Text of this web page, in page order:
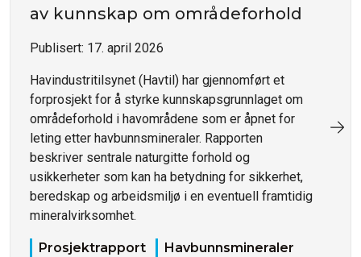
av kunnskap om områdeforhold
Publisert: 17. april 2026
Havindustritilsynet (Havtil) har gjennomført et
forprosjekt for å styrke kunnskapsgrunnlaget om
områdeforhold i havområdene som er åpnet for
leting etter havbunnsmineraler. Rapporten
beskriver sentrale naturgitte forhold og
usikkerheter som kan ha betydning for sikkerhet,
beredskap og arbeidsmiljø i en eventuell framtidig
mineralvirksomhet.
Prosjektrapport Havbunnsmineraler